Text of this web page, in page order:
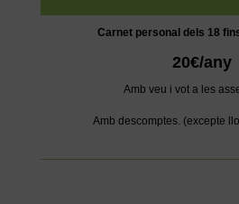
Carnet personal dels 18
20€/any
Amb veu i vot a les
Amb descomptes. (excepte